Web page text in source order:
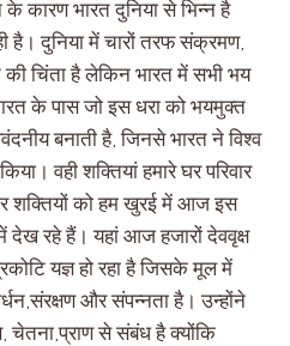
कारण भारत दुनिया से भिन्न है
है। दुनिया में चारों तरफ संक्रमण,
चिंता है लेकिन भारत में सभी भय
के पास जो इस धरा को भयमुक्त
बनाती है, जिनसे भारत ने विश्व
वही शक्तियां हमारे घर परिवार
शक्तियों को हम खुरई में आज इस
रहे हैं। यहां आज हजारों देववृक्ष
यज्ञ हो रहा है जिसके मूल में
और संपन्नता है। उन्होंने
चेतना,प्राण से संबंध है क्योंकि